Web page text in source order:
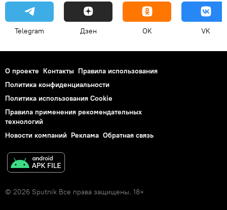
Telegram Дзен OK VK
О проекте Контакты Правила использования
Политика конфиденциальности
Политика использования Cookie
Правила применения рекомендательных
технологий
Новости компаний Реклама Обратная связь
© 2026 Sputnik Все права защищены. 18+